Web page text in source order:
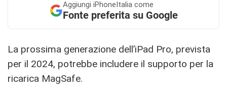
Aggiungi iPhoneItalia come
Fonte preferita su Google
La prossima generazione dell’iPad Pro, prevista
per il 2024, potrebbe includere il supporto per la
ricarica MagSafe.